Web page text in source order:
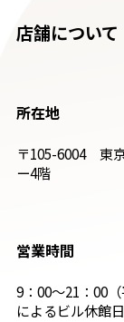
店舗について
所在地
〒105-6004 東
ー4階
営業時間
9：00〜21：00
によるビル休館